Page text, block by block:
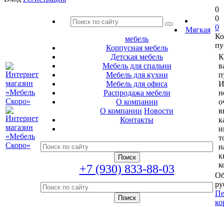
Мягкая
мебель
Корпусная мебель
Детская мебель
Мебель для спальни
Мебель для кухни
Мебель для офиса
Распродажа мебели
О компании
О компании Новости
Контакты
+7 (930) 833-88-03
0
0
0